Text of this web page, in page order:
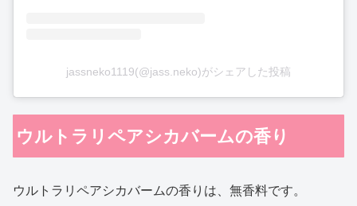
jassneko1119(@jass.neko)がシェアした投稿
ウルトラリペアシカバームの香り
ウルトラリペアシカバームの香りは、無香料です。